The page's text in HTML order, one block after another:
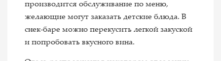
производится обслуживание по меню,
желающие могут заказать детские блюда. В
снек-баре можно перекусить легкой закуской
и попробовать вкусного вина.